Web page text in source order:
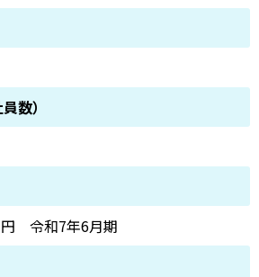
数）
令和7年6月期